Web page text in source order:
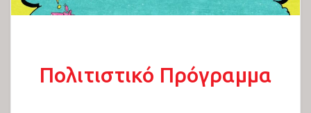
Πολιτιστικό Πρόγραμμα